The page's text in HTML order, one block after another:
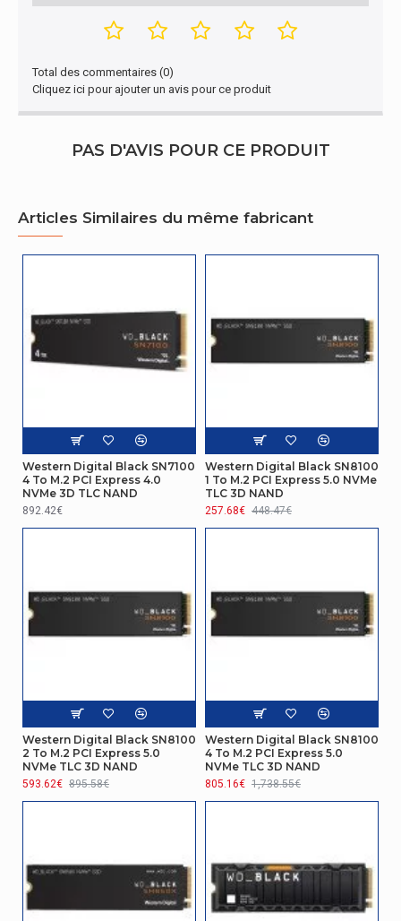
Autres caractéristiques
Taux d'erreur non corrigeable Bit
(UBER)
read
Certificat
représentation / réalisation
Capacité du Solid State Drive (SSD) 2000 Go
Taux de transfert des données 6 Gbit/s
Lecture aléatoire (4KB) 95000 IOPS
Classe TBW 1300
représentation / réalisation
Support de stockage
Facteur de forme SSD M.2
Total des commentaires (0)
Cliquez ici pour ajouter un avis pour ce produit
PAS D'AVIS POUR CE PRODUIT
Articles Similaires du même fabricant
Western Digital Black SN7100
4 To M.2 PCI Express 4.0
NVMe 3D TLC NAND
892.42€
Western Digital Black SN8100
1 To M.2 PCI Express 5.0 NVMe
TLC 3D NAND
257.68€ 448.47€
Western Digital Black SN8100
2 To M.2 PCI Express 5.0
NVMe TLC 3D NAND
593.62€ 895.58€
Western Digital Black SN8100
4 To M.2 PCI Express 5.0
NVMe TLC 3D NAND
805.16€ 1,738.55€